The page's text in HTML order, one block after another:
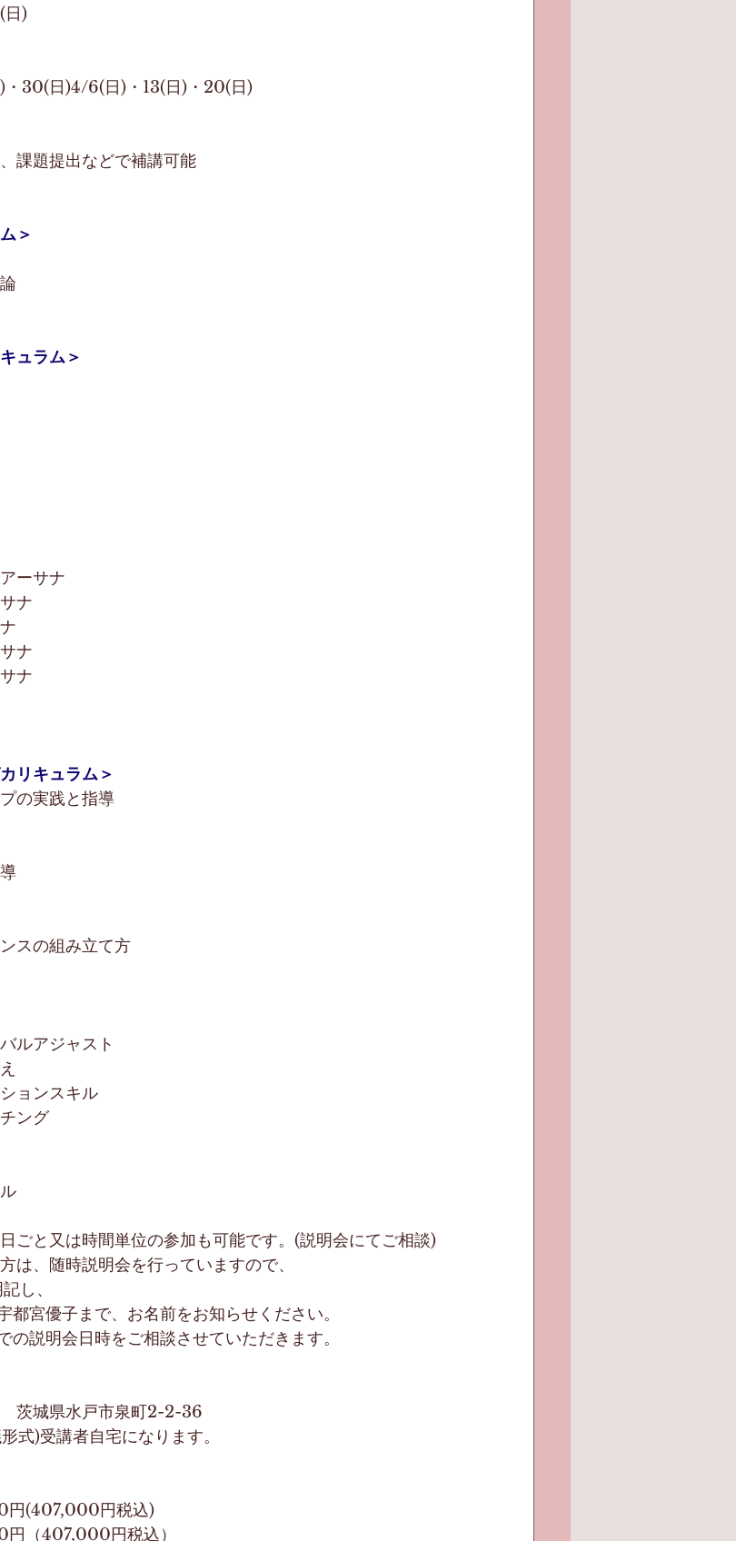
日)
30(日)4/6(日)・13(日)・20(日)
課題提出などで補講可能
＞
ュラム＞
ーサナ
ナ
ナ
ナ
リキュラム＞
の実践と指導
スの組み立て方
ルアジャスト
ョンスキル
ング
ごと又は時間単位の参加も可能です。(説明会にてご相談)
は、随時説明会を行っていますので、
し、
都宮優子まで、お名前をお知らせください。
説明会日時をご相談させていただきます。
茨城県水戸市泉町2-2-36
式)受講者自宅になります。
(407,000円税込)
（407,000円税込）